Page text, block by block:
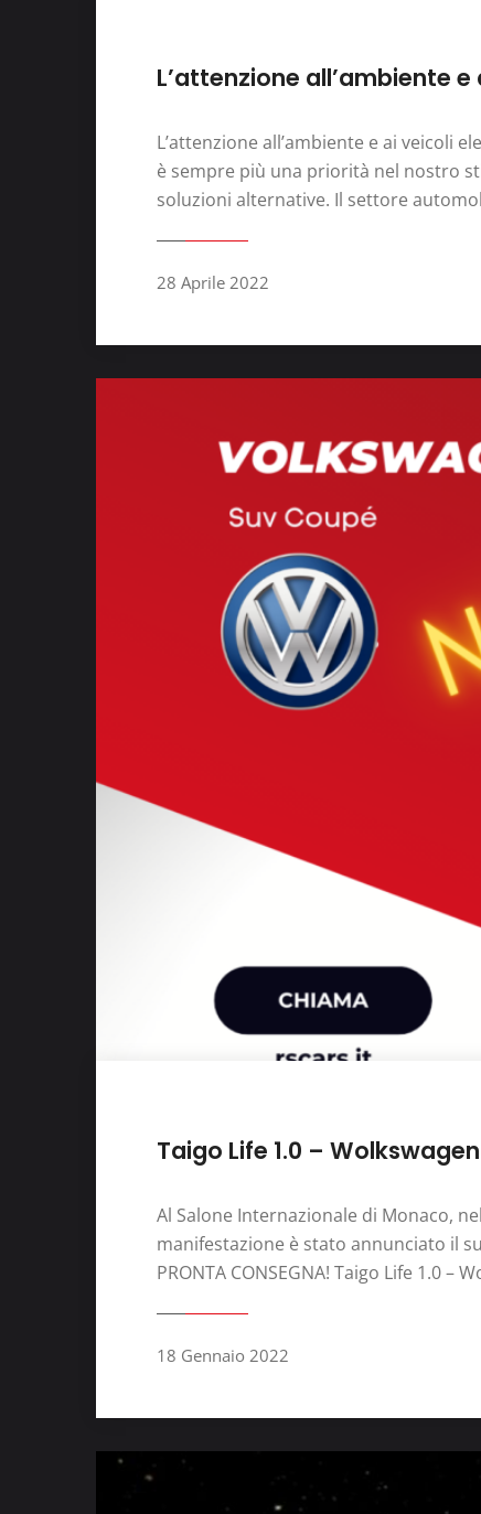
L’attenzione all’ambiente
L’attenzione all’ambiente e ai veicoli
è sempre più una priorità nel nostro
soluzioni alternative. Il settore
28 Aprile 2022
Taigo Life 1.0 –
Al Salone Internazionale di Monaco,
manifestazione è stato annunciato il
PRONTA CONSEGNA! Taigo Life 1.0
18 Gennaio 2022